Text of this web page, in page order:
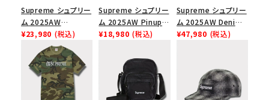
Supreme シュプリー
ム 2025AW
Overdyed Camp
Cap オーバーダイド
キャンプキャップ ブ
ラック
¥23,980 (税込)
Supreme シュプリー
ム 2025AW Pinup
Mesh Back 5-Panel
ュバック 5パネルキャ
ップ トゥルーティン
バーHTC フォールカ
¥18,980 (税込)
Supreme シュプリー
ム 2025AW Denim
Backpack デニム バ
¥47,980 (税込)